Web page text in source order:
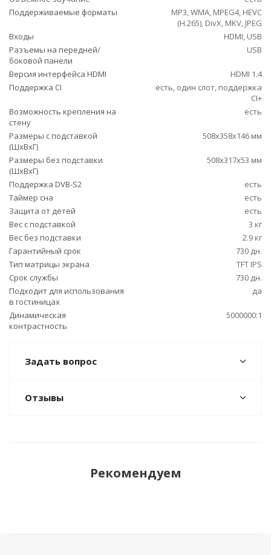
Поддерживаемые форматы
MP3, WMA, MPEG4, HEVC
(H.265), DivX, MKV, JPEG
Входы
HDMI, USB
Разъемы на передней/
боковой панели
USB
Версия интерфейса HDMI
HDMI 1.4
Поддержка CI
есть, один слот, поддержка
CI+
Возможность крепления на
стену
есть
Размеры с подставкой
(ШxВxГ)
508x358x146 мм
Размеры без подставки
(ШxВxГ)
508x317x53 мм
Поддержка DVB-S2
есть
Таймер сна
есть
Защита от детей
есть
Вес с подставкой
3 кг
Вес без подставки
2.9 кг
Гарантийный срок
730 дн.
Тип матрицы экрана
TFT IPS
Срок службы
730 дн.
Подходит для использования
в гостиницах
да
Динамическая
контрастность
5000000:1
Задать вопрос
Отзывы
Рекомендуем